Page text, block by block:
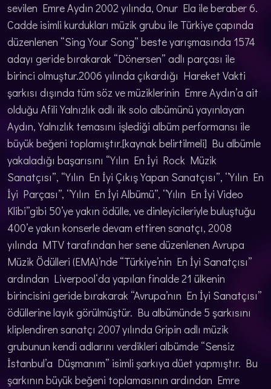
sevilen Emre Aydın 2002 yılında, Onur Ela ile beraber 6.
Cadde isimli kurdukları müzik grubu ile Türkiye çapında
düzenlenen “Sing Your Song” beste yarışmasında 1574
adayı geride bırakarak “Dönersen” adlı parçası ile
birinci olmuştur.2006 yılında çıkardığı Hareket Vakti
şarkısı dışında tüm söz ve müziklerinin Emre Aydın’a ait
olduğu Afili Yalnızlık adlı ilk solo albümünü yayınlayan
Aydın, Yalnızlık temasını işlediği albüm performansı ile
büyük beğeni toplamıştır.[kaynak belirtilmeli] Bu albümle
yakaladığı başarısını “Yılın En İyi Rock Müzik
Sanatçısı”, “Yılın En İyi Çıkış Yapan Sanatçısı”, ‘’Yılın En
İyi Parçası’’, ‘’Yılın En İyi Albümü’’, ‘’Yılın En İyi Video
Klibi’’gibi 50’ye yakın ödülle, ve dinleyicileriyle buluştuğu
400’e yakın konserle devam ettiren sanatçı, 2008
yılında MTV tarafından her sene düzenlenen Avrupa
Müzik Ödülleri (EMA)’nde “Türkiye’nin En İyi Sanatçısı”
ardından Liverpool‘da yapılan finalde 21 ülkenin
birincisini geride bırakarak “Avrupa’nın En İyi Sanatçısı”
ödüllerine layık görülmüştür. Bu albümünde 5 şarkısını
kliplendiren sanatçı 2007 yılında Gripin adlı müzik
grubunun kendi adlarını verdikleri albümde “Sensiz
İstanbul’a Düşmanım” isimli şarkıya düet yapmıştır. Bu
şarkının büyük beğeni toplamasının ardından Emre